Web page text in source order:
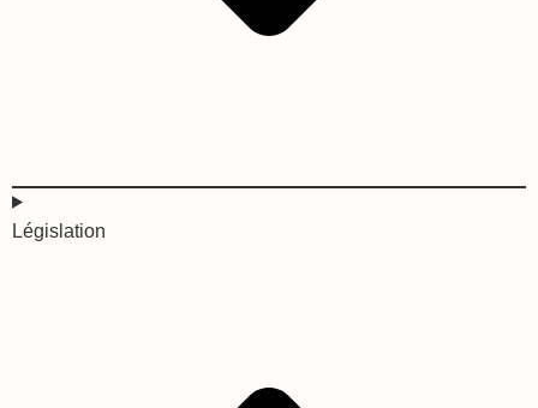
Législation